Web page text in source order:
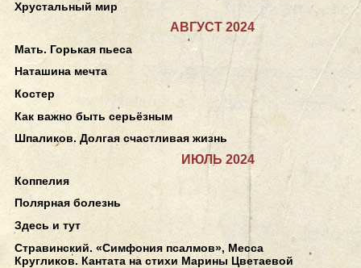
Хрустальный мир
АВГУСТ 2024
Мать. Горькая пьеса
Наташина мечта
Костер
Как важно быть серьёзным
Шпаликов. Долгая счастливая жизнь
ИЮЛЬ 2024
Коппелия
Полярная болезнь
Здесь и тут
Стравинский. «Симфония псалмов», Месса
Кругликов. Кантата на стихи Марины Цветаевой